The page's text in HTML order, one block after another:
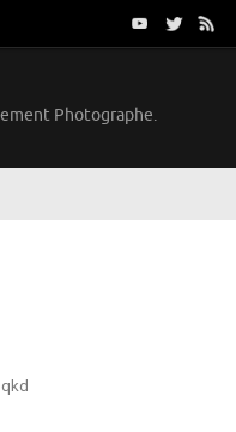
Photographe.